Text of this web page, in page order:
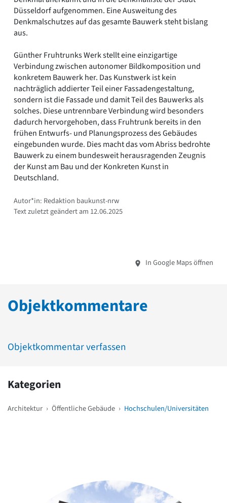
Düsseldorf aufgenommen. Eine Ausweitung des
Denkmalschutzes auf das gesamte Bauwerk steht bislang
aus.
Günther Fruhtrunks Werk stellt eine einzigartige
Verbindung zwischen autonomer Bildkomposition und
konkretem Bauwerk her. Das Kunstwerk ist kein
nachträglich addierter Teil einer Fassadengestaltung,
sondern ist die Fassade und damit Teil des Bauwerks als
solches. Diese untrennbare Verbindung wird besonders
dadurch hervorgehoben, dass Fruhtrunk bereits in den
frühen Entwurfs- und Planungsprozess des Gebäudes
eingebunden wurde. Dies macht das vom Abriss bedrohte
Bauwerk zu einem bundesweit herausragenden Zeugnis
der Kunst am Bau und der Konkreten Kunst in
Deutschland.
Autor*in: Redaktion baukunst-nrw
Text zuletzt geändert am 12.06.2025
In Google Maps öffnen
Objektkommentare
Objektkommentar verfassen
Kategorien
Architektur › Öffentliche Gebäude › Hochschulen/Universitäten